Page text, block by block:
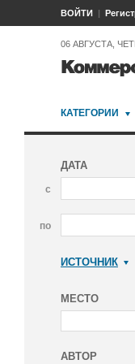
ВОЙТИ
06 АВГУСТА,
КАТЕГОРИИ
ДАТА
с
по
ИСТОЧНИК
МЕСТО
АВТОР